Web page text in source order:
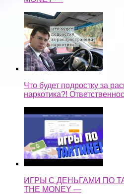
Что будет подростку за
наркотика?!
ИГРЫ С ДЕНЬГАМИ ПО
THE MONEY —